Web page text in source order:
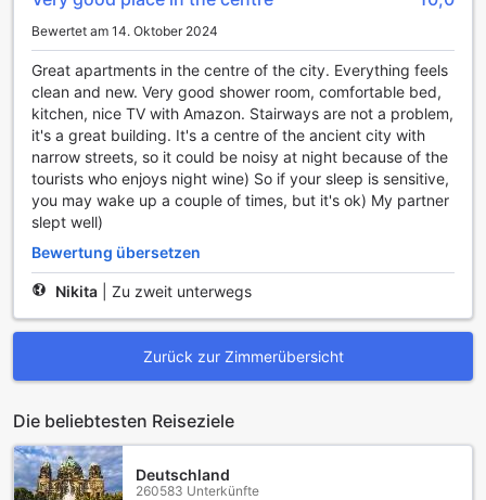
Bewertet am 14. Oktober 2024
Great apartments in the centre of the city. Everything feels
clean and new. Very good shower room, comfortable bed,
kitchen, nice TV with Amazon. Stairways are not a problem,
it's a great building. It's a centre of the ancient city with
narrow streets, so it could be noisy at night because of the
tourists who enjoys night wine) So if your sleep is sensitive,
you may wake up a couple of times, but it's ok) My partner
slept well)
Bewertung übersetzen
Nikita Zu zweit unterwegs
Zurück zur Zimmerübersicht
Die beliebtesten Reiseziele
Deutschland
260583 Unterkünfte